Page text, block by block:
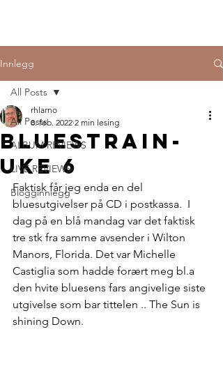
Innlegg
All Posts
ALBUM REVIEWS
LIVE REVIEWS
Blogginnlegg
All Posts
Bluestrain-
uke 6
rhlarno
8. feb. 2022 2 min lesing
Faktisk får jeg enda en del
bluesutgivelser på CD i postkassa.  I
dag på en blå mandag var det faktisk
tre stk fra samme avsender i Wilton
Manors, Florida. Det var Michelle
Castiglia som hadde forært meg bl.a
den hvite bluesens fars angivelige siste
utgivelse som bar tittelen .. The Sun is
shining Down.